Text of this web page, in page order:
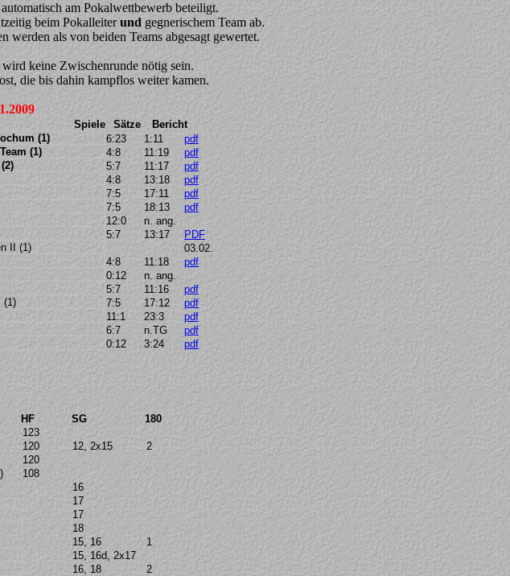
am Pokalwettbewerb beteiligt.
beim Pokalleiterund gegnerischem Team ab.
werden als von beiden Teams abgesagt gewertet.
keine Zwischenrunde nötig sein.
die bis dahin kampflos weiter kamen.
Spiele Sätze
Bericht
(1) 6:23 1:11
pdf
(1) 4:8 11:19
pdf
5:7 11:17
pdf
4:8 13:18
pdf
7:5 17:11
pdf
7:5 18:13
pdf
12:0
n. ang.
5:7 13:17
PDF
II (1)
03.02.
4:8 11:18
pdf
0:12
n. ang.
5:7 11:16
pdf
(1) 7:5 17:12
pdf
11:1 23:3
pdf
6:7 n.TG
pdf
0:12 3:24 pdf
HF SG
180
123
120 12, 2x15
2
120
108
16
17
17
18
15, 16
1
15, 16d, 2x17
16, 18
2